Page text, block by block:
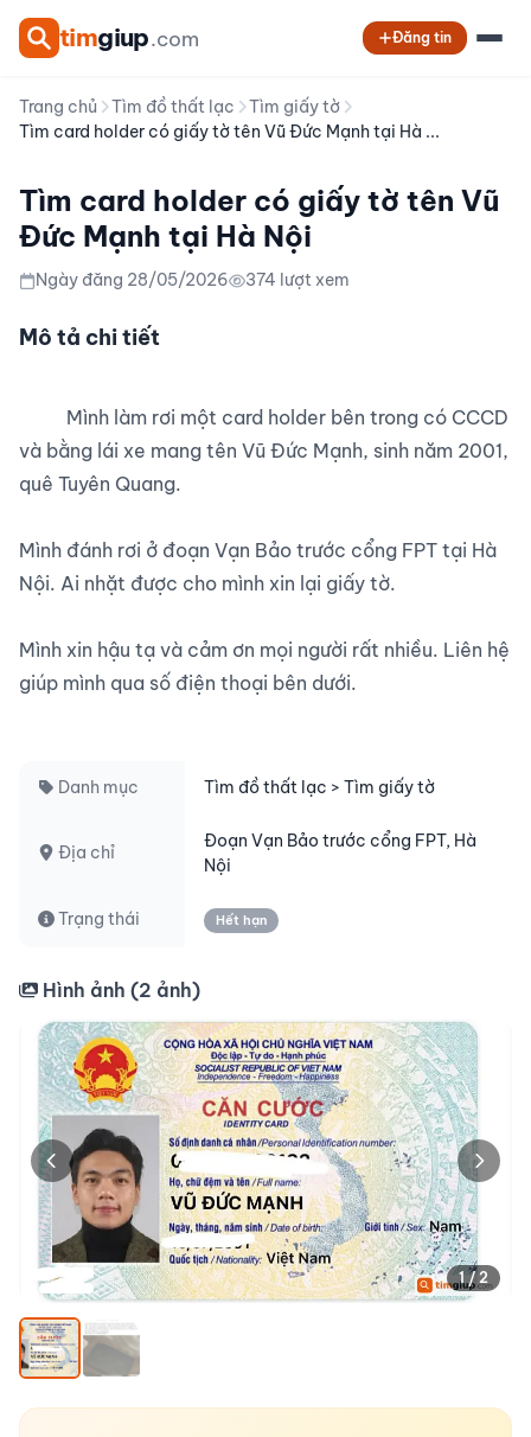
timgiup.com Đăng tin
Trang chủ Tìm đồ thất lạc
Tìm giấy tờ
Tìm card holder có giấy tờ tên Vũ Đức Mạnh tại Hà ...
Tìm card holder có giấy tờ tên Vũ
Đức Mạnh tại Hà Nội
Ngày đăng 28/05/2026 374 lượt xem
Mô tả chi tiết
và bằng lái xe mang tên Vũ Đức Mạnh, sinh năm 2001,
quê Tuyên Quang.
Mình đánh rơi ở đoạn Vạn Bảo trước cổng FPT tại Hà
Nội. Ai nhặt được cho mình xin lại giấy tờ.
Mình xin hậu tạ và cảm ơn mọi người rất nhiều. Liên hệ
giúp mình qua số điện thoại bên dưới.
Danh mục Tìm đồ thất lạc > Tìm giấy tờ
Địa chỉ
Đoạn Vạn Bảo trước cổng FPT, Hà
Nội
Trạng thái Hết hạn
Hình ảnh (2 ảnh)
1 / 2